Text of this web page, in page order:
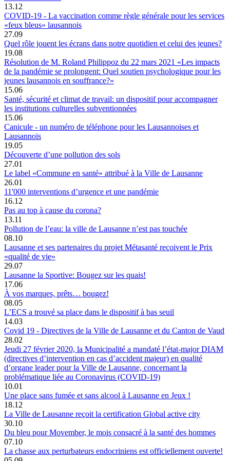
13.12
COVID-19 - La vaccination comme règle générale pour les services
«feux bleus» lausannois
27.09
Quel rôle jouent les écrans dans notre quotidien et celui des jeunes?
19.08
Résolution de M. Roland Philippoz du 22 mars 2021 «Les impacts
de la pandémie se prolongent: Quel soutien psychologique pour les
jeunes lausannois en souffrance?»
15.06
Santé, sécurité et climat de travail: un dispositif pour accompagner
les institutions culturelles subventionnées
15.06
Canicule - un numéro de téléphone pour les Lausannoises et
Lausannois
19.05
Découverte d’une pollution des sols
27.01
Le label «Commune en santé» attribué à la Ville de Lausanne
26.01
11'000 interventions d’urgence et une pandémie
16.12
Pas au top à cause du corona?
13.11
Pollution de l’eau: la ville de Lausanne n’est pas touchée
08.10
Lausanne et ses partenaires du projet Métasanté reçoivent le Prix
«qualité de vie»
29.07
Lausanne la Sportive: Bougez sur les quais!
17.06
À vos marques, prêts… bougez!
08.05
L’ECS a trouvé sa place dans le dispositif à bas seuil
14.03
Covid 19 - Directives de la Ville de Lausanne et du Canton de Vaud
28.02
Jeudi 27 février 2020, la Municipalité a mandaté l’état-major DIAM
(directives d’intervention en cas d’accident majeur) en qualité
d’organe leader pour la Ville de Lausanne, concernant la
problématique liée au Coronavirus (COVID-19)
10.01
Une place sans fumée et sans alcool à Lausanne en Jeux !
18.12
La Ville de Lausanne reçoit la certification Global active city
30.10
Du bleu pour Movember, le mois consacré à la santé des hommes
07.10
La chasse aux perturbateurs endocriniens est officiellement ouverte!